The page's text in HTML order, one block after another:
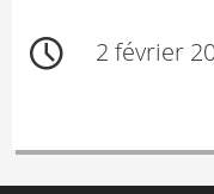
2 février